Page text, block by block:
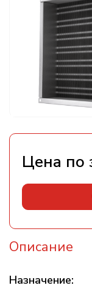
Описание
Назначение: